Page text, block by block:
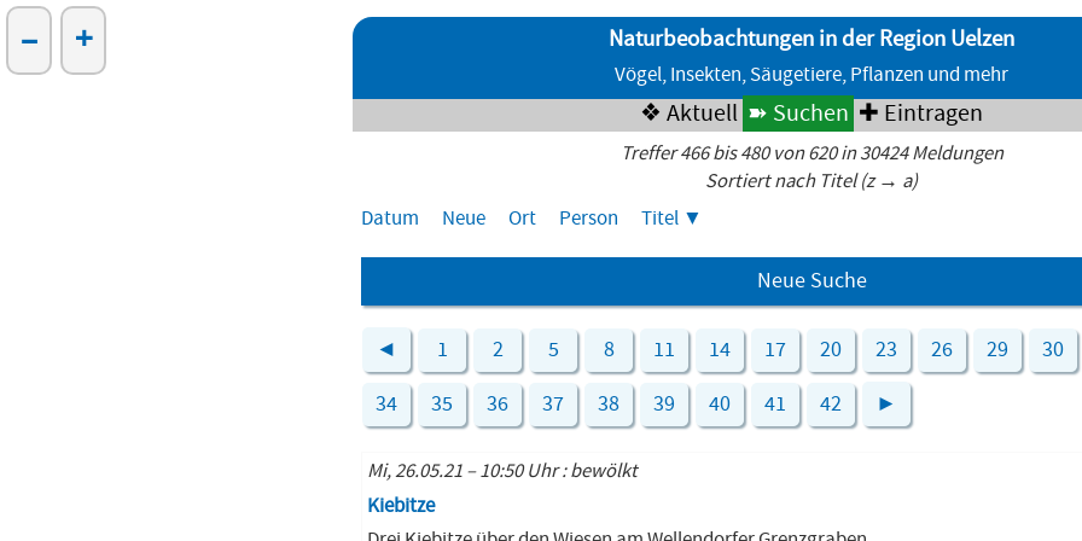
Naturbeobachtungen in der Region Uelzen
Vögel, Insekten, Säugetiere, Pflanzen und mehr
❖ Aktuell ➽ Suchen ✚ Eintragen
Treffer 466 bis 480 von 620 in 30424 Meldungen
Sortiert nach Titel (z → a)
Datum
Neue Ort Person Titel
Neue Suche
◄ 1 2 5 8 11 14 17 20 23 26 29 30
34 35 36 37 38 39 40 41 42 ►
Mi, 26.05.21 – 10:50 Uhr : bewölkt
Kiebitze
– +